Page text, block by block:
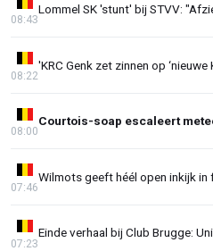
Lommel SK 'stunt' bij STVV:
08:43
'KRC Genk zet zinnen op ‘nieuwe
08:22
Courtois-soap escaleert
08:00
Wilmots geeft héél open inkijk in
07:46
Einde verhaal bij Club Brugge:
07:23